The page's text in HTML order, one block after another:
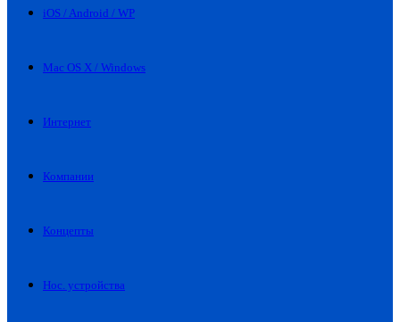
iOS / Android / WP
Mac OS X / Windows
Интернет
Компании
Концепты
Нос. устройства